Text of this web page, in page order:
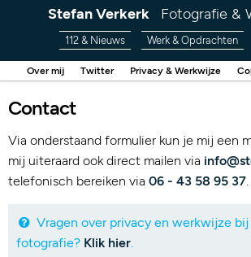
Stefan Verkerk Fotografie &
112 & Nieuws Werk & Opdrachten
Over mij Twitter Privacy & Werkwijze
Contact
Via onderstaand formulier kun je mij een
mij uiteraard ook direct mailen via
telefonisch bereiken via 06 - 43 58 95 37.
Vragen over privacy en werkwijze
fotografie? Klik hier.